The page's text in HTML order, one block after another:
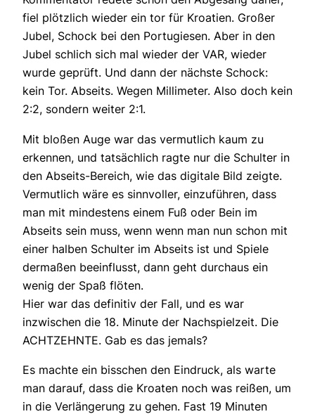
fiel plötzlich wieder ein tor für Kroatien. Großer
Jubel, Schock bei den Portugiesen. Aber in den
Jubel schlich sich mal wieder der VAR, wieder
wurde geprüft. Und dann der nächste Schock:
kein Tor. Abseits. Wegen Millimeter. Also doch kein
2:2, sondern weiter 2:1.
Mit bloßen Auge war das vermutlich kaum zu
erkennen, und tatsächlich ragte nur die Schulter in
den Abseits-Bereich, wie das digitale Bild zeigte.
Vermutlich wäre es sinnvoller, einzuführen, dass
man mit mindestens einem Fuß oder Bein im
Abseits sein muss, wenn wenn man nun schon mit
einer halben Schulter im Abseits ist und Spiele
dermaßen beeinflusst, dann geht durchaus ein
wenig der Spaß flöten.
Hier war das definitiv der Fall, und es war
inzwischen die 18. Minute der Nachspielzeit. Die
ACHTZEHNTE. Gab es das jemals?
Es machte ein bisschen den Eindruck, als warte
man darauf, dass die Kroaten noch was reißen, um
in die Verlängerung zu gehen. Fast 19 Minuten